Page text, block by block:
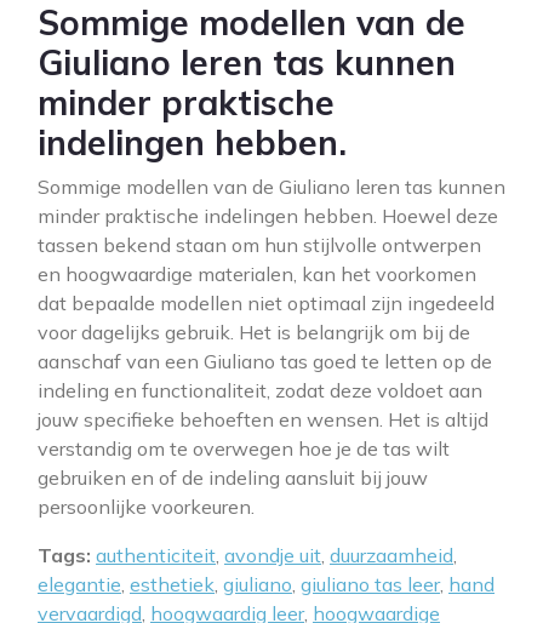
Sommige modellen van de
Giuliano leren tas kunnen
minder praktische
indelingen hebben.
Sommige modellen van de Giuliano leren tas kunnen
minder praktische indelingen hebben. Hoewel deze
tassen bekend staan om hun stijlvolle ontwerpen
en hoogwaardige materialen, kan het voorkomen
dat bepaalde modellen niet optimaal zijn ingedeeld
voor dagelijks gebruik. Het is belangrijk om bij de
aanschaf van een Giuliano tas goed te letten op de
indeling en functionaliteit, zodat deze voldoet aan
jouw specifieke behoeften en wensen. Het is altijd
verstandig om te overwegen hoe je de tas wilt
gebruiken en of de indeling aansluit bij jouw
persoonlijke voorkeuren.
Tags: authenticiteit, avondje uit, duurzaamheid,
elegantie, esthetiek, giuliano, giuliano tas leer, hand
vervaardigd, hoogwaardig leer, hoogwaardige